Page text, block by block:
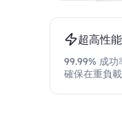
超高性能
99.99% 成
確保在重負